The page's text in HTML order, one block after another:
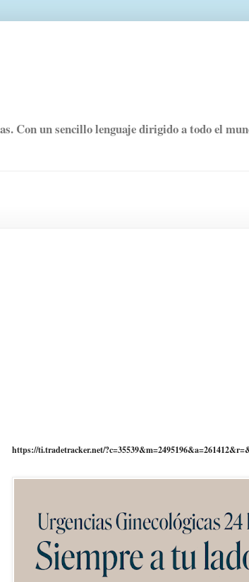
Con un sencillo lenguaje dirigido a todo el
https://ti.tradetracker.net/